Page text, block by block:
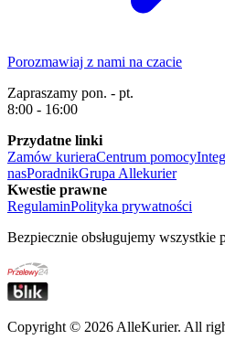
Porozmawiaj z nami na czacie
Zapraszamy pon. - pt.
8:00 - 16:00
Przydatne linki
Zamów kurieraCentrum pomocy
nasPoradnikGrupa Allekurier
Kwestie prawne
RegulaminPolityka prywatności
Bezpiecznie obsługujemy wszystkie
Copyright © 2026 AlleKurier. All